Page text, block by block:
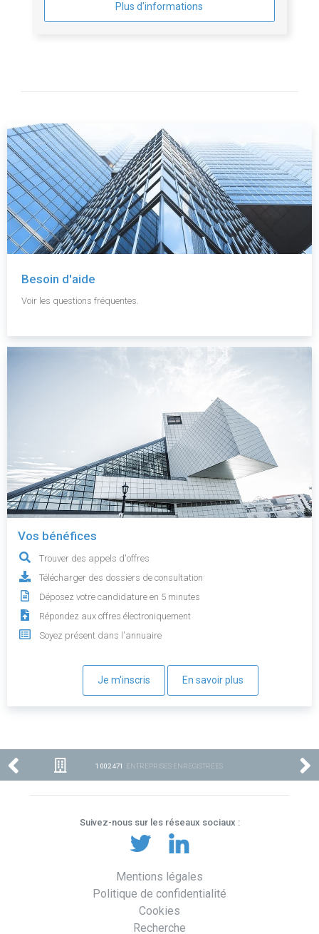
Plus d'informations
Besoin d'aide
Voir les questions fréquentes.
Vos bénéfices
Trouver des appels d'offres
Télécharger des dossiers de consultation
Déposez votre candidature en 5 minutes
Répondez aux offres électroniquement
Soyez présent dans l'annuaire
Je m'inscris En savoir plus
1 002 471 ENTREPRISES ENREGISTRÉES
Suivez-nous sur les réseaux sociaux :
Mentions légales
Politique de confidentialité
Cookies
Recherche